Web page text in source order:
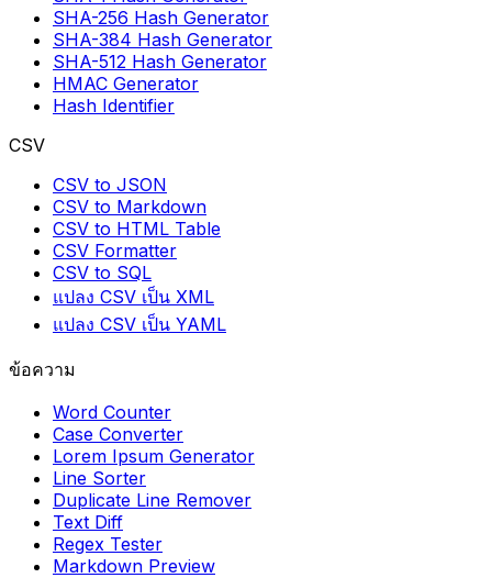
SHA-256 Hash Generator
SHA-384 Hash Generator
SHA-512 Hash Generator
HMAC Generator
Hash Identifier
CSV
CSV to JSON
CSV to Markdown
CSV to HTML Table
CSV Formatter
CSV to SQL
แปลง CSV เป็น XML
แปลง CSV เป็น YAML
ข้อความ
Word Counter
Case Converter
Lorem Ipsum Generator
Line Sorter
Duplicate Line Remover
Text Diff
Regex Tester
Markdown Preview